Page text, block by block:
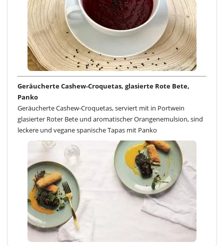
Geräucherte Cashew-Croquetas, glasierte Rote Bete,
Panko
Geräucherte Cashew-Croquetas, serviert mit in Portwein
glasierter Roter Bete und aromatischer Orangenemulsion, sind
leckere und vegane spanische Tapas mit Panko